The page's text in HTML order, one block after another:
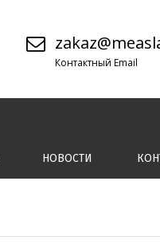
Контактный Email
НОВОСТИ